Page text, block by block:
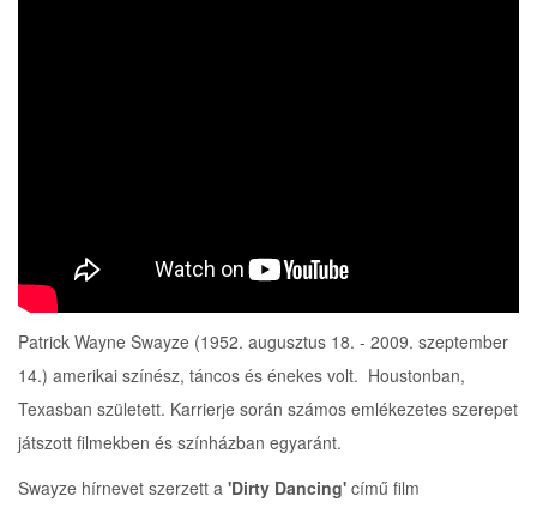
Patrick Wayne Swayze (1952. augusztus 18. - 2009. szeptember
14.) amerikai színész, táncos és énekes volt. Houstonban,
Texasban született. Karrierje során számos emlékezetes szerepet
játszott filmekben és színházban egyaránt.
Swayze hírnevet szerzett a 'Dirty Dancing' című film